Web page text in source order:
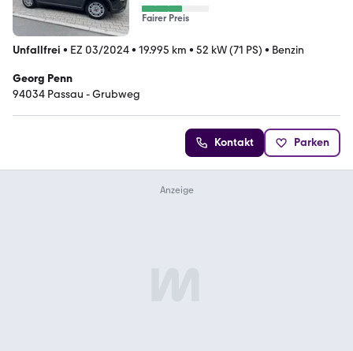
Fairer Preis
Unfallfrei • EZ 03/2024• 19.995 km • 52 kW (71 PS) • Benzin
Georg Penn
94034 Passau - Grubweg
Kontakt Parken